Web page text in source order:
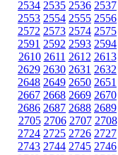
2534 2535 2536 2537
2553 2554 2555 2556
2572 2573 2574 2575
2591 2592 2593 2594
2610 2611 2612 2613
2629 2630 2631 2632
2648 2649 2650 2651
2667 2668 2669 2670
2686 2687 2688 2689
2705 2706 2707 2708
2724 2725 2726 2727
2743 2744 2745 2746